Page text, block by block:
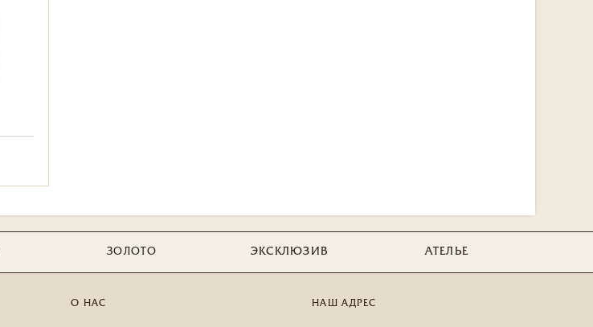
ЗОЛОТО ЭКСКЛЮЗИВ АТЕЛЬЕ
О НАС НАШ АДРЕС